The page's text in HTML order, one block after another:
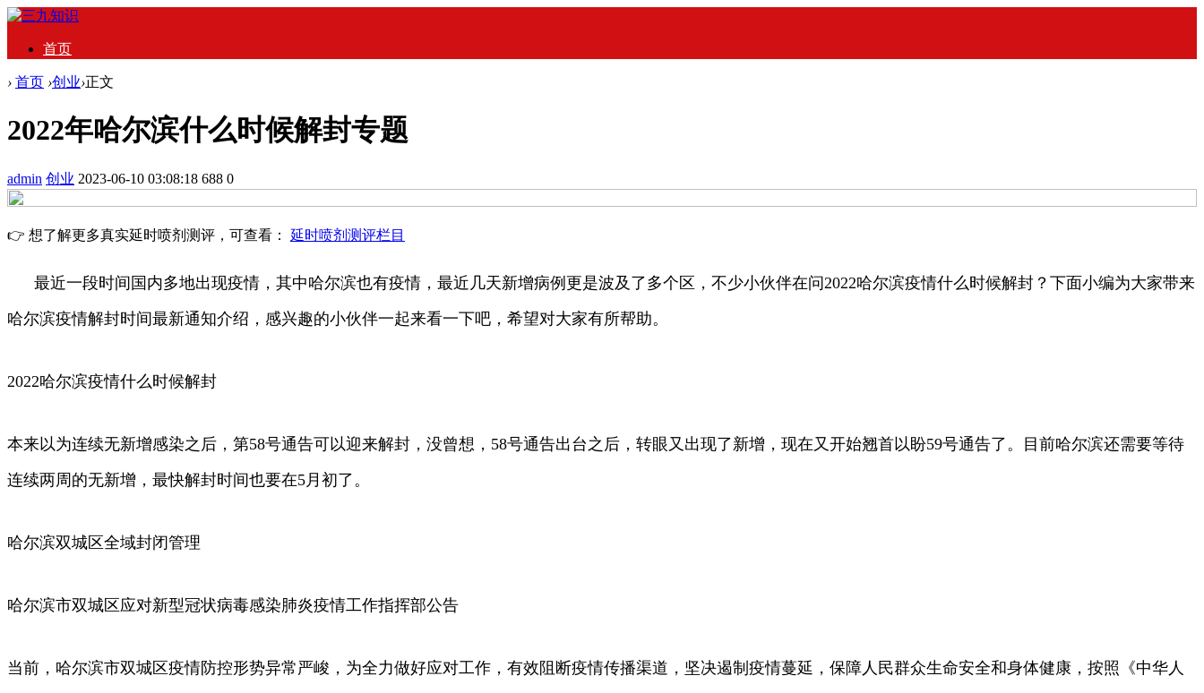
首页
› 首页 ›创业›正文
2022年哈尔滨什么时候解封专题
admin 创业 2023-06-10 03:08:18 688 0
👉 想了解更多真实延时喷剂测评，可查看： 延时喷剂测评栏目
最近一段时间国内多地出现疫情，其中哈尔滨也有疫情，最近几天新增病例更是波及了多个区，不少小伙伴在问2022哈尔滨疫情什么时候解封？下面小编为大家带来
哈尔滨疫情解封时间最新通知介绍，感兴趣的小伙伴一起来看一下吧，希望对大家有所帮助。
2022哈尔滨疫情什么时候解封
本来以为连续无新增感染之后，第58号通告可以迎来解封，没曾想，58号通告出台之后，转眼又出现了新增，现在又开始翘首以盼59号通告了。目前哈尔滨还需要等待
连续两周的无新增，最快解封时间也要在5月初了。
哈尔滨双城区全域封闭管理
哈尔滨市双城区应对新型冠状病毒感染肺炎疫情工作指挥部公告
当前，哈尔滨市双城区疫情防控形势异常严峻，为全力做好应对工作，有效阻断疫情传播渠道，坚决遏制疫情蔓延，保障人民群众生命安全和身体健康，按照《中华人